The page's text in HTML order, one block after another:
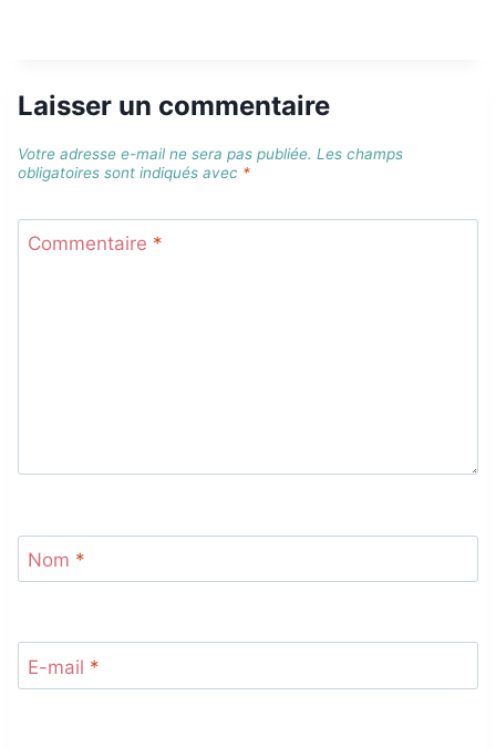
Laisser un commentaire
Votre adresse e-mail ne sera pas publiée. Les champs
obligatoires sont indiqués avec *
Commentaire *
Nom *
E-mail *